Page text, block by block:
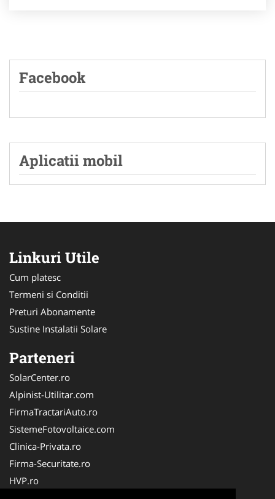
Facebook
Aplicatii mobil
Linkuri Utile
Cum platesc
Termeni si Conditii
Preturi Abonamente
Sustine Instalatii Solare
Parteneri
SolarCenter.ro
Alpinist-Utilitar.com
FirmaTractariAuto.ro
SistemeFotovoltaice.com
Clinica-Privata.ro
Firma-Securitate.ro
HVP.ro